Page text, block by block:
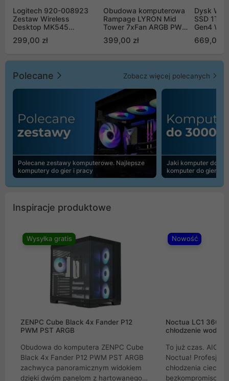
Logitech 920-008923
Zestaw Wireless
Desktop MK545
299,00 zł
Obudowa komputerowa
Rampage LYRON Mid
Tower 7xFan ARGB PWM
399,00 zł
Dysk WD
SSD 1TB
Gen4
669,00
Polecane Zobacz więcej polecanych
Polecane zestawy komputerowe. Najlepsze
komputery do gier i pracy
Jaki komputer do
komputer do gier |
Inspiracje produktowe
Wysyłka gratis
ZENPC Cube Black 4x Fander P12
PWM PST ARGB
Obudowa do komputera ZENPC Cube
Black 4x Fander P12 PWM PST ARGB
zachwyca panoramicznym widokiem
dzięki dwóm panelom z hartowanego
Nowość
Noctua LC1
chłodzenie wodne
To już czas. AIO
Noctua!
chłodzenia cieczą